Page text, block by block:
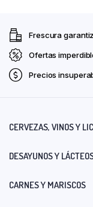
Frescura
Ofertas
Precios
CERVEZAS, VINOS Y
DESAYUNOS Y
CARNES Y MARISCOS